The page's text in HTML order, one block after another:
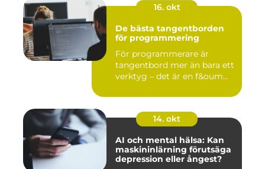
16. okt
De bästa tangentborden
för programmering
För programmerare är
tangentbord mer än bara ett
verktyg – det är en f&oum...
14. okt
AI och mental hälsa: Kan
maskininlärning förutsäga
depression eller ångest?